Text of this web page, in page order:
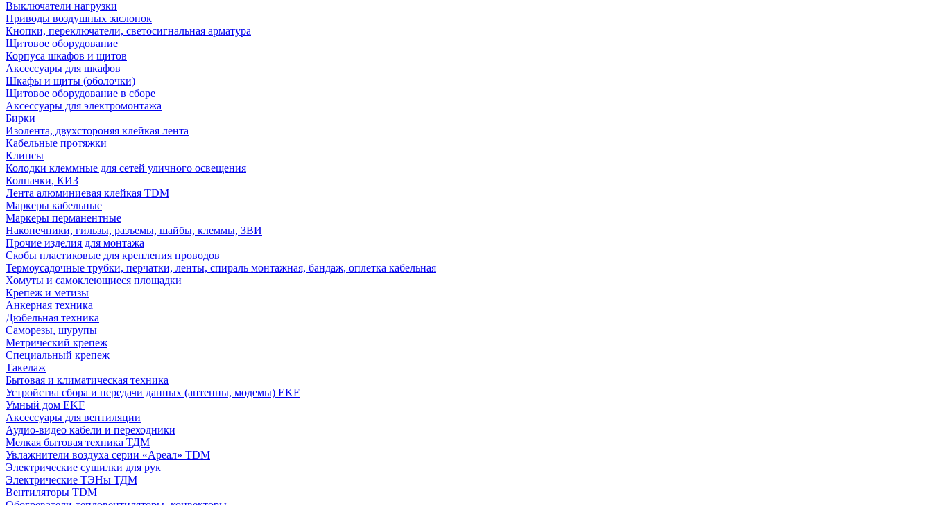
Выключатели нагрузки
Приводы воздушных заслонок
Кнопки, переключатели, светосигнальная арматура
Щитовое оборудование
Корпуса шкафов и щитов
Аксессуары для шкафов
Шкафы и щиты (оболочки)
Щитовое оборудование в сборе
Аксессуары для электромонтажа
Бирки
Изолента, двухстороняя клейкая лента
Кабельные протяжки
Клипсы
Колодки клеммные для сетей уличного освещения
Колпачки, КИЗ
Лента алюминиевая клейкая TDM
Маркеры кабельные
Маркеры перманентные
Наконечники, гильзы, разъемы, шайбы, клеммы, ЗВИ
Прочие изделия для монтажа
Скобы пластиковые для крепления проводов
Термоусадочные трубки, перчатки, ленты, спираль монтажная, бандаж, оплетка кабельная
Хомуты и самоклеющиеся площадки
Крепеж и метизы
Анкерная техника
Дюбельная техника
Саморезы, шурупы
Метрический крепеж
Специальный крепеж
Такелаж
Бытовая и климатическая техника
Устройства сбора и передачи данных (антенны, модемы) EKF
Умный дом EKF
Аксессуары для вентиляции
Аудио-видео кабели и переходники
Мелкая бытовая техника ТДМ
Увлажнители воздуха серии «Ареал» TDM
Электрические сушилки для рук
Электрические ТЭНы ТДМ
Вентиляторы TDM